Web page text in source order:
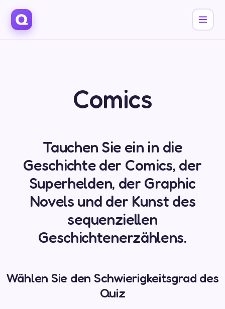
Comics
Tauchen Sie ein in die
Geschichte der Comics, der
Superhelden, der Graphic
Novels und der Kunst des
sequenziellen
Geschichtenerzählens.
Wählen Sie den Schwierigkeitsgrad des
Quiz